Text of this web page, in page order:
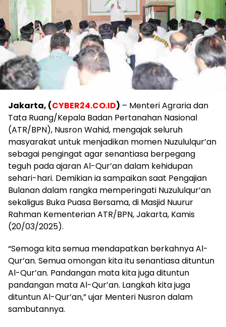
Jakarta, (CYBER24.CO.ID) – Menteri Agraria dan
Tata Ruang/Kepala Badan Pertanahan Nasional
(ATR/BPN), Nusron Wahid, mengajak seluruh
masyarakat untuk menjadikan momen Nuzululqur’an
sebagai pengingat agar senantiasa berpegang
teguh pada ajaran Al-Qur’an dalam kehidupan
sehari-hari. Demikian ia sampaikan saat Pengajian
Bulanan dalam rangka memperingati Nuzululqur’an
sekaligus Buka Puasa Bersama, di Masjid Nuurur
Rahman Kementerian ATR/BPN, Jakarta, Kamis
(20/03/2025).
“Semoga kita semua mendapatkan berkahnya Al-
Qur’an. Semua omongan kita itu senantiasa dituntun
Al-Qur’an. Pandangan mata kita juga dituntun
pandangan mata Al-Qur’an. Langkah kita juga
dituntun Al-Qur’an,” ujar Menteri Nusron dalam
sambutannya.